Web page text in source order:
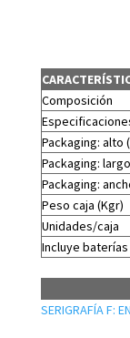
Composición
Packaging: alto
Packaging:
Packaging:
Peso caja (Kgr)
Unidades/caja
Incluye baterías
SERIGRAFÍA F: